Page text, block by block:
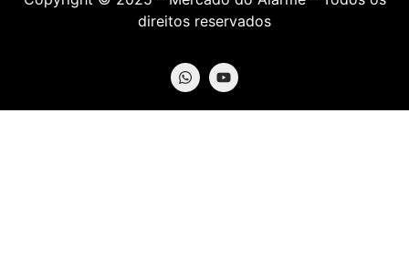
direitos reservados